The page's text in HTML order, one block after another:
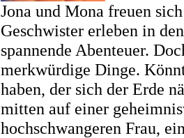
Jona und Mona freuen
Geschwister erleben in
spannende Abenteuer.
merkwürdige Dinge.
haben, der sich der Erde
mitten auf einer
hochschwangeren Frau,